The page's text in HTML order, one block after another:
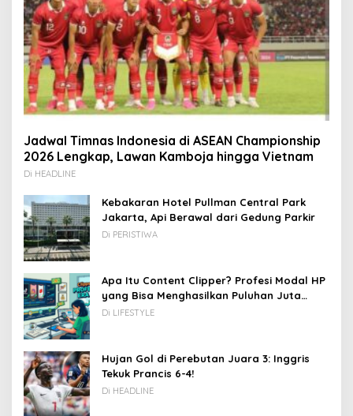
Jadwal Timnas Indonesia di ASEAN Championship
2026 Lengkap, Lawan Kamboja hingga Vietnam
Di HEADLINE
Kebakaran Hotel Pullman Central Park
Jakarta, Api Berawal dari Gedung Parkir
Di PERISTIWA
Apa Itu Content Clipper? Profesi Modal HP
yang Bisa Menghasilkan Puluhan Juta
Rupiah
Di LIFESTYLE
Hujan Gol di Perebutan Juara 3: Inggris
Tekuk Prancis 6-4!
Di HEADLINE